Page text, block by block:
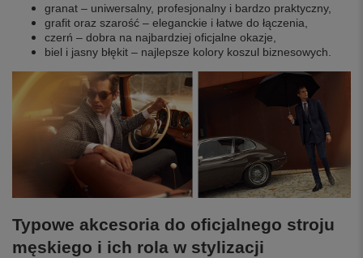
granat – uniwersalny, profesjonalny i bardzo praktyczny,
grafit oraz szarość – eleganckie i łatwe do łączenia,
czerń – dobra na najbardziej oficjalne okazje,
biel i jasny błękit – najlepsze kolory koszul biznesowych.
Typowe akcesoria do oficjalnego stroju
męskiego i ich rola w stylizacji